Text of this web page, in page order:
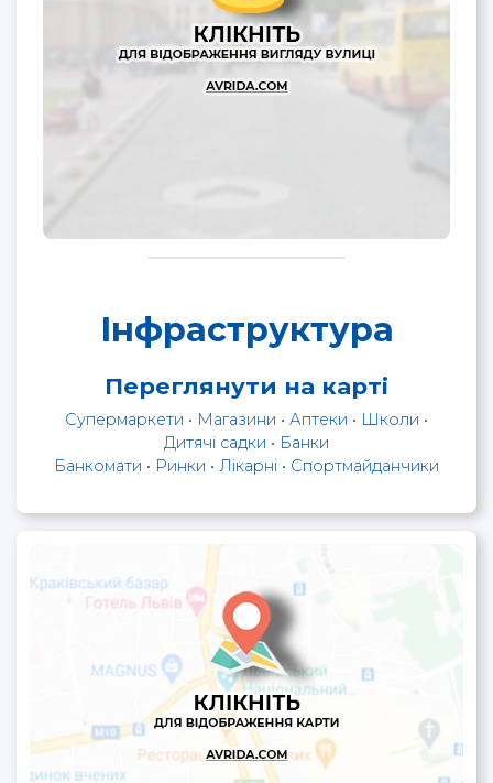
Інфраструктура
Переглянути на карті
Супермаркети • Магазини • Аптеки • Школи •
Дитячі садки • Банки
Банкомати • Ринки • Лікарні • Спортмайданчики